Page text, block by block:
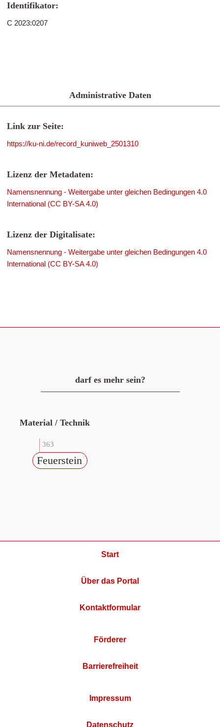
Identifikator:
C 2023:0207
Administrative Daten
Link zur Seite:
https://ku-ni.de/record_kuniweb_2501310
Lizenz der Metadaten:
Namensnennung - Weitergabe unter gleichen Bedingungen 4.0
International (CC BY-SA 4.0)
Lizenz der Digitalisate:
Namensnennung - Weitergabe unter gleichen Bedingungen 4.0
International (CC BY-SA 4.0)
darf es mehr sein?
Material / Technik
363
Feuerstein
Start
Über das Portal
Kontaktformular
Förderer
Barrierefreiheit
Impressum
Datenschutz